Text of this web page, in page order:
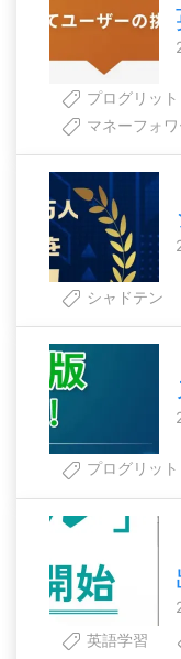
プログリット
マネーフォワ
シャドテン
プログリット
英語学習